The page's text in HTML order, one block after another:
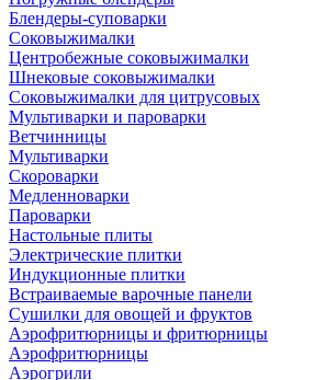
Блендеры-суповарки
Соковыжималки
Центробежные соковыжималки
Шнековые соковыжималки
Соковыжималки для цитрусовых
Мультиварки и пароварки
Ветчинницы
Мультиварки
Скороварки
Медленноварки
Пароварки
Настольные плиты
Электрические плитки
Индукционные плитки
Встраиваемые варочные панели
Сушилки для овощей и фруктов
Аэрофритюрницы и фритюрницы
Аэрофритюрницы
Аэрогрили